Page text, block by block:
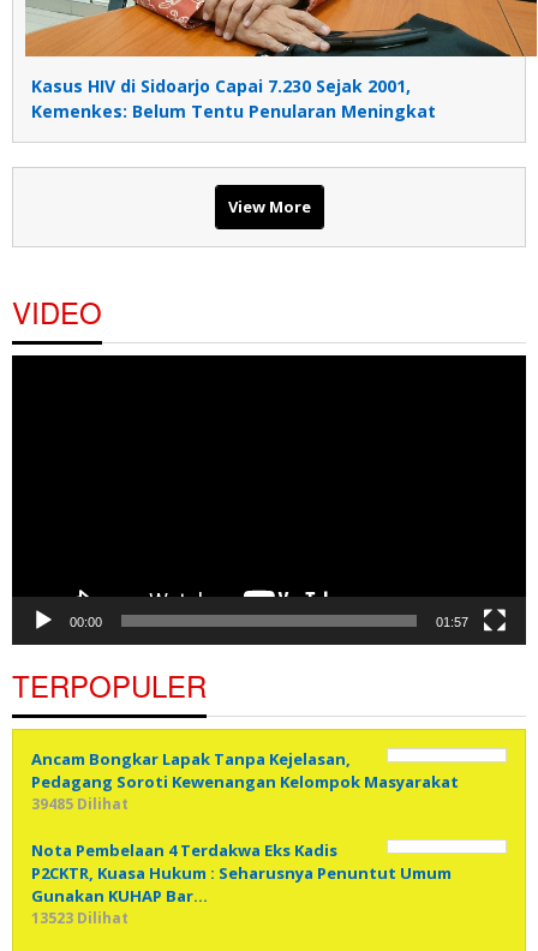
Kasus HIV di Sidoarjo Capai 7.230 Sejak 2001,
Kemenkes: Belum Tentu Penularan Meningkat
View More
VIDEO
00:00 01:57
TERPOPULER
Ancam Bongkar Lapak Tanpa Kejelasan,
Pedagang Soroti Kewenangan Kelompok Masyarakat
39485 Dilihat
Nota Pembelaan 4 Terdakwa Eks Kadis
P2CKTR, Kuasa Hukum : Seharusnya Penuntut Umum
Gunakan KUHAP Bar…
13523 Dilihat